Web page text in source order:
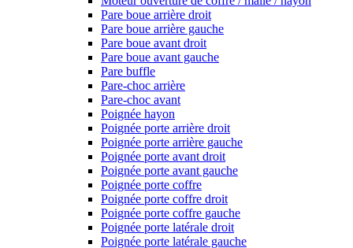
Pare boue arrière droit
Pare boue arrière gauche
Pare boue avant droit
Pare boue avant gauche
Pare buffle
Pare-choc arrière
Pare-choc avant
Poignée hayon
Poignée porte arrière droit
Poignée porte arrière gauche
Poignée porte avant droit
Poignée porte avant gauche
Poignée porte coffre
Poignée porte coffre droit
Poignée porte coffre gauche
Poignée porte latérale droit
Poignée porte latérale gauche